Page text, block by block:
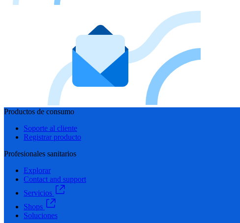
Productos de consumo
Soporte al cliente
Registrar producto
Profesionales sanitarios
Explorar
Contact and support
Servicios
Shops
Soluciones